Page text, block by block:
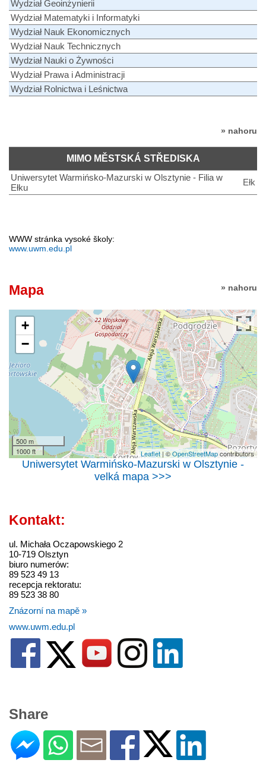
Wydział Geoinżynierii
Wydział Matematyki i Informatyki
Wydział Nauk Ekonomicznych
Wydział Nauk Technicznych
Wydział Nauki o Żywności
Wydział Prawa i Administracji
Wydział Rolnictwa i Leśnictwa
» nahoru
MIMO MĚSTSKÁ STŘEDISKA
Uniwersytet Warmińsko-Mazurski w Olsztynie - Filia w
Ełku
Ełk
WWW stránka vysoké školy:
www.uwm.edu.pl
» nahoru
Mapa
+
−
500 m
1000 ft
Leaflet| ©OpenStreetMapcontributors
Uniwersytet Warmińsko-Mazurski w Olsztynie -
velká mapa >>>
Kontakt:
ul. Michała Oczapowskiego 2
10-719 Olsztyn
biuro numerów:
89 523 49 13
recepcja rektoratu:
89 523 38 80
Znázorní na mapě »
www.uwm.edu.pl
Share